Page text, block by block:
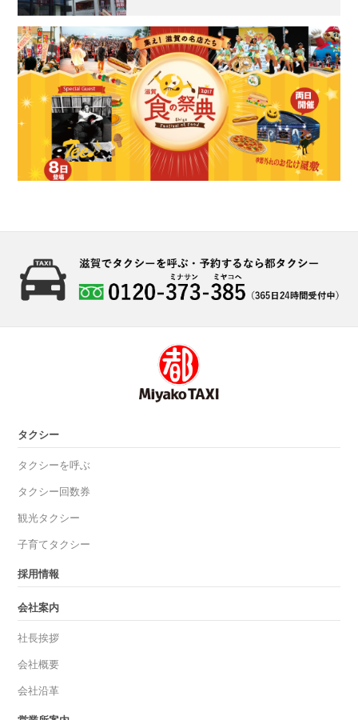
タクシー
タクシーを呼ぶ
タクシー回数券
観光タクシー
子育てタクシー
採用情報
会社案内
社長挨拶
会社概要
会社沿革